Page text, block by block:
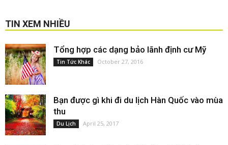
TIN XEM NHIỀU
Tổng hợp các dạng bảo lãnh định cư Mỹ
Tin Tức Khác October 27, 2016
Bạn được gì khi đi du lịch Hàn Quốc vào mùa
thu
Du Lịch April 25, 2017